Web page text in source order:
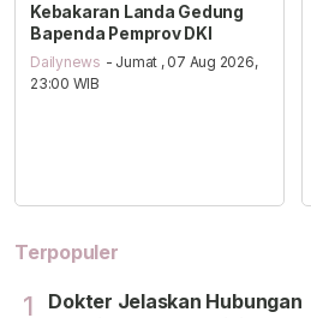
Kebakaran Landa Gedung
Bapenda Pemprov DKI
Dailynews - Jumat , 07 Aug 2026,
23:00 WIB
Terpopuler
1
Dokter Jelaskan Hubungan